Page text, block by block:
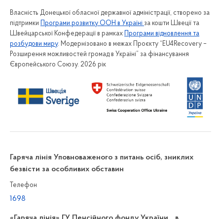
Власність Донецької обласної державної адміністрації, створено за
підтримки Програми розвитку ООН в Україні за кошти Швеції та
Швейцарської Конфедерації в рамках Програми відновлення та
розбудови миру. Модернізовано в межах Проєкту “EU4Recovery –
Розширення можливостей громад в Україні” за фінансування
Європейського Союзу. 2026 рік
Гаряча лінія Уповноваженого з питань осіб, зниклих
безвісти за особливих обставин
Телефон
1698